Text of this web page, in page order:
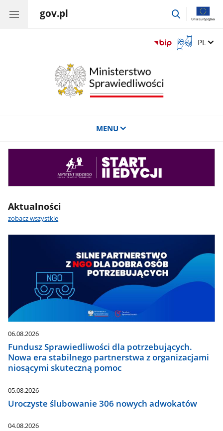
gov.pl
przejdź
Otwórz
okno
Zmień
PL
MENU
Aktualności
zobacz wszystkie
06.08.2026
Fundusz Sprawiedliwości dla potrzebujących.
Nowa era stabilnego partnerstwa z organizacjami
niosącymi skuteczną pomoc
05.08.2026
Uroczyste ślubowanie 306 nowych adwokatów
04.08.2026